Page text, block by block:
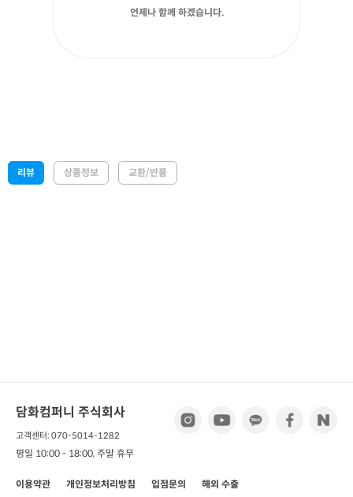
언제나 함께 하겠습니다.
리뷰 상품정보 교환/반품
담화컴퍼니 주식회사
고객센터: 070-5014-1282
평일 10:00 - 18:00, 주말 휴무
이용약관 개인정보처리방침 입점문의 해외 수출